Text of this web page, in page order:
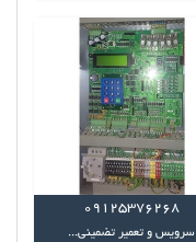
09125376268
سرویس و تعمیر تضمینی...